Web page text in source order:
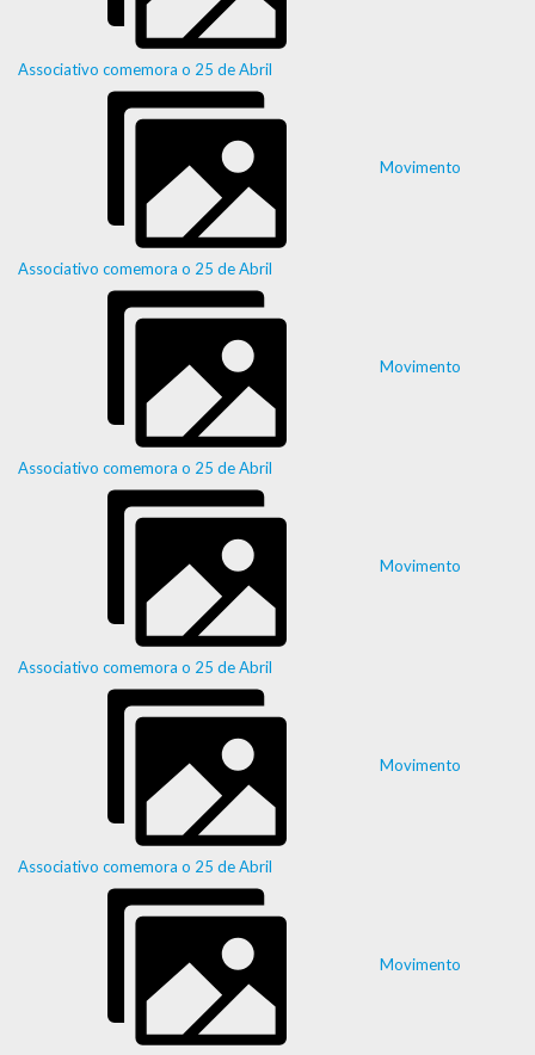
Associativo comemora o 25 de Abril
Movimento
Associativo comemora o 25 de Abril
Movimento
Associativo comemora o 25 de Abril
Movimento
Associativo comemora o 25 de Abril
Movimento
Associativo comemora o 25 de Abril
Movimento